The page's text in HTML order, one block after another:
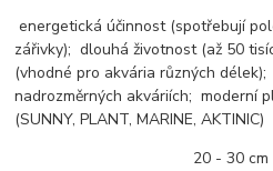
energetická účinnost (spotřebují
zářivky); dlouhá životnost (až 50
(vhodné pro akvária různých
nadrozměrných akváriích; moderní
(SUNNY, PLANT, MARINE, AKTINIC)
20 - 30